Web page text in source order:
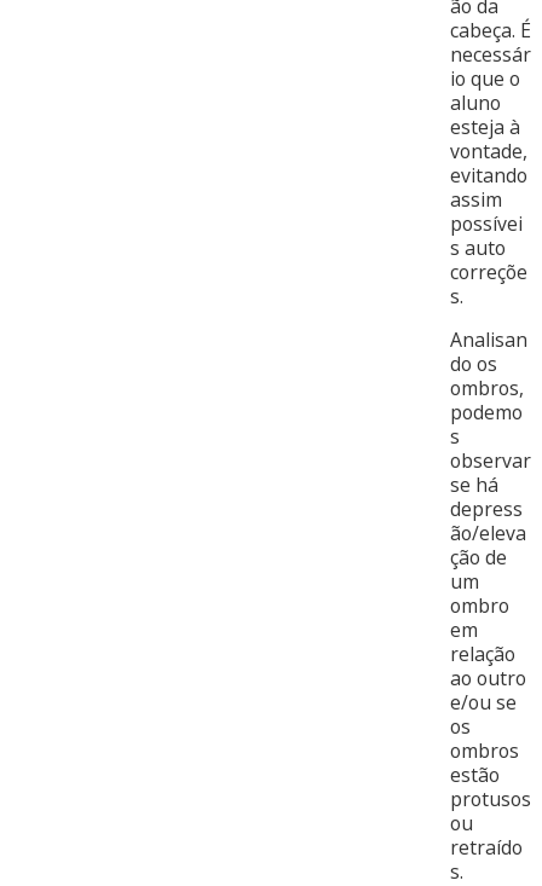
ão da
cabeça. É
necessár
io que o
aluno
esteja à
vontade,
evitando
assim
possívei
s auto
correçõe
s.
Analisan
do os
ombros,
podemo
s
observar
se há
depress
ão/eleva
ção de
um
ombro
em
relação
ao outro
e/ou se
os
ombros
estão
protusos
ou
retraído
s.